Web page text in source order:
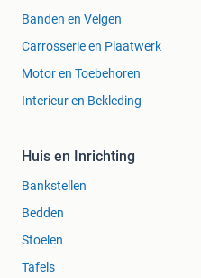
Banden en Velgen
Carrosserie en Plaatwerk
Motor en Toebehoren
Interieur en Bekleding
Huis en Inrichting
Bankstellen
Bedden
Stoelen
Tafels